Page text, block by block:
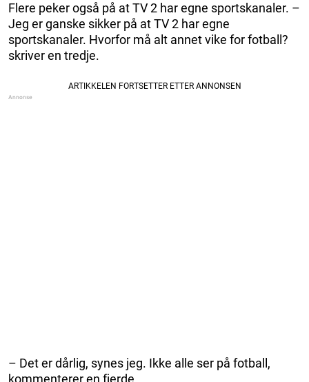
Flere peker også på at TV 2 har egne sportskanaler. –
Jeg er ganske sikker på at TV 2 har egne
sportskanaler. Hvorfor må alt annet vike for fotball?
skriver en tredje.
– Det er dårlig, synes jeg. Ikke alle ser på fotball,